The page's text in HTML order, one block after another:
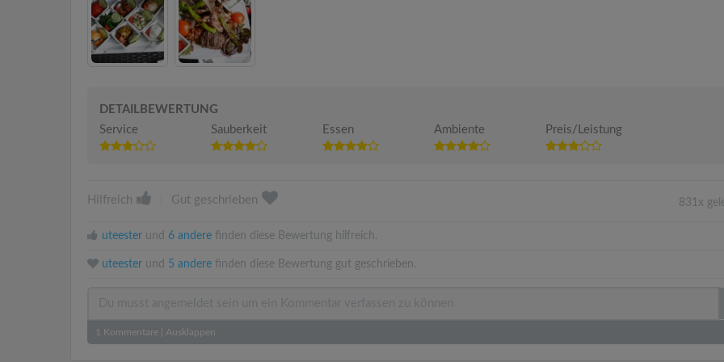
DETAILBEWERTUNG
Service
Sauberkeit Essen Ambiente Preis/Leistung
Hilfreich Gut geschrieben 831x
uteester und 6 andere finden diese Bewertung hilfreich.
uteester und 5 andere finden diese Bewertung gut geschrieben.
1 Kommentare Ausklappen